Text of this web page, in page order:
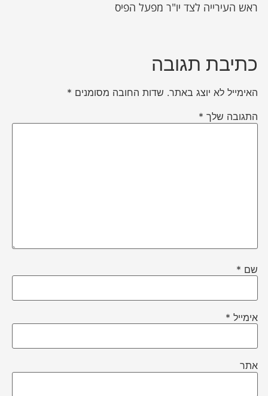
ראש העירייה לצד יו"ר מפעל הפיס
כתיבת תגובה
האימייל לא יוצג באתר. שדות החובה מסומנים *
התגובה שלך *
שם *
אימייל *
אתר